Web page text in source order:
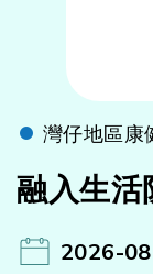
灣仔地區康
融入生
(B)#2026-